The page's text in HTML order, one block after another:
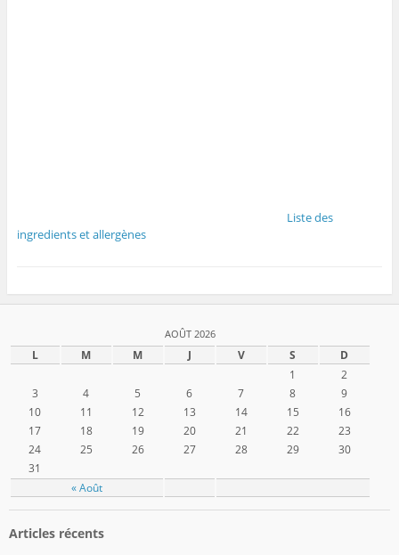
Liste des
ingredients et allergènes
AOÛT 2026
L M M J V S D
« Août
1
2
3
4 5 6 7 8
9
10
11 12 13 14 15
16
17
18 19 20 21 22
23
24
25 26 27 28 29
30
31
Articles récents